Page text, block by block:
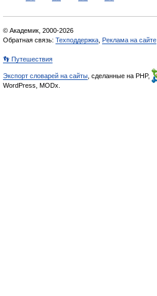
© Академик, 2000-2026
Обратная связь: Техподдержка Реклама на сайте
👣 Путешествия
Экспорт словарей на сайты , сделанные на PHP,
WordPress, MODx.